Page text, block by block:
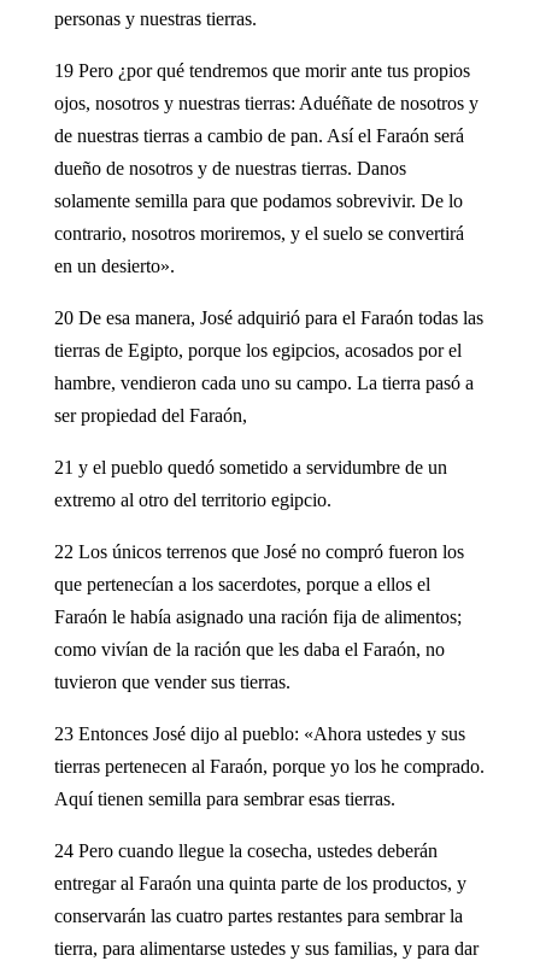
personas y nuestras tierras.
19 Pero ¿por qué tendremos que morir ante tus propios
ojos, nosotros y nuestras tierras: Aduéñate de nosotros y
de nuestras tierras a cambio de pan. Así el Faraón será
dueño de nosotros y de nuestras tierras. Danos
solamente semilla para que podamos sobrevivir. De lo
contrario, nosotros moriremos, y el suelo se convertirá
en un desierto».
20 De esa manera, José adquirió para el Faraón todas las
tierras de Egipto, porque los egipcios, acosados por el
hambre, vendieron cada uno su campo. La tierra pasó a
ser propiedad del Faraón,
21 y el pueblo quedó sometido a servidumbre de un
extremo al otro del territorio egipcio.
22 Los únicos terrenos que José no compró fueron los
que pertenecían a los sacerdotes, porque a ellos el
Faraón le había asignado una ración fija de alimentos;
como vivían de la ración que les daba el Faraón, no
tuvieron que vender sus tierras.
23 Entonces José dijo al pueblo: «Ahora ustedes y sus
tierras pertenecen al Faraón, porque yo los he comprado.
Aquí tienen semilla para sembrar esas tierras.
24 Pero cuando llegue la cosecha, ustedes deberán
entregar al Faraón una quinta parte de los productos, y
conservarán las cuatro partes restantes para sembrar la
tierra, para alimentarse ustedes y sus familias, y para dar